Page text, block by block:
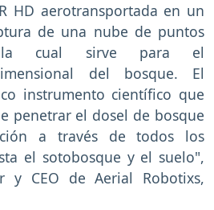
HD aerotransportada en un
de una nube de puntos
la cual sirve para el
del bosque. El
instrumento científico que
penetrar el dosel de bosque
a través de todos los
el sotobosque y el suelo",
y CEO de Aerial Robotixs,